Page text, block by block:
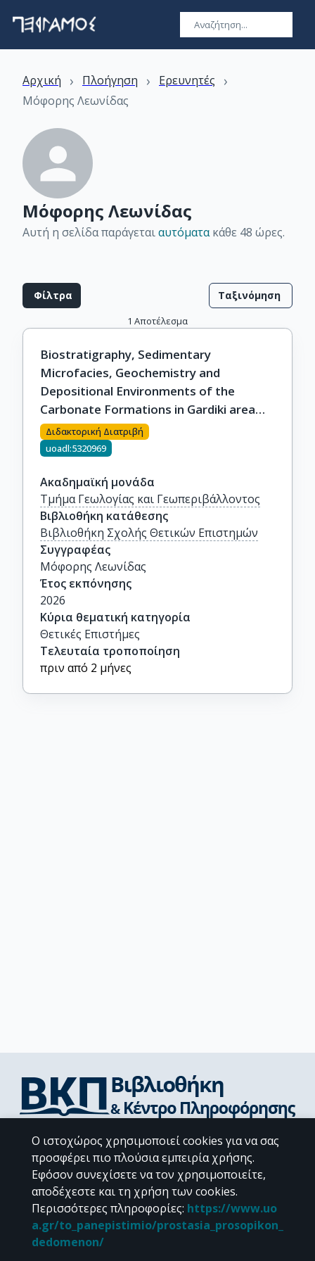
Αρχική › Πλοήγηση › Ερευνητές ›
Μόφορης Λεωνίδας
Μόφορης Λεωνίδας
Αυτή η σελίδα παράγεταιαυτόματακάθε 48 ώρες.
Φίλτρα Ταξινόμηση
1 Αποτέλεσμα
Biostratigraphy, Sedimentary
Microfacies, Geochemistry and
Depositional Environments of the
Carbonate Formations in Gardiki area
(Epirus, Western Greece)
Διδακτορική Διατριβή
uoadl:5320969
Ακαδημαϊκή μονάδα
Τμήμα Γεωλογίας και Γεωπεριβάλλοντος
Βιβλιοθήκη κατάθεσης
Βιβλιοθήκη Σχολής Θετικών Επιστημών
Συγγραφέας
Μόφορης Λεωνίδας
Έτος εκπόνησης
2026
Κύρια θεματική κατηγορία
Θετικές Επιστήμες
Τελευταία τροποποίηση
πριν από 2 μήνες
Διεύθυνση Βιβλιοθήκης & Κέντρου Πληροφόρησης
Βιβλιοθήκες Σχολών του ΕΚΠΑ
Υπολογιστικό Κέντρο Βιβλιοθηκών
Επικοινωνία / Helpdesk
Ο ιστοχώρος χρησιμοποιεί cookies για να σας
προσφέρει πιο πλούσια εμπειρία χρήσης.
Εφόσον συνεχίσετε να τον χρησιμοποιείτε,
αποδέχεστε και τη χρήση των cookies.
Περισσότερες πληροφορίες: https://www.uo
a.gr/to_panepistimio/prostasia_prosopikon_
dedomenon/